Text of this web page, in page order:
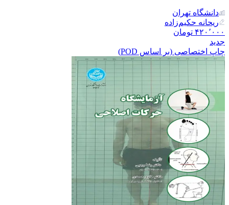
دانشگاه تهران
ریحانه حکیم‌زاده
۴۲۰٬۰۰۰ تومان
جدید
چاپ اختصاصی (بر اساس POD)